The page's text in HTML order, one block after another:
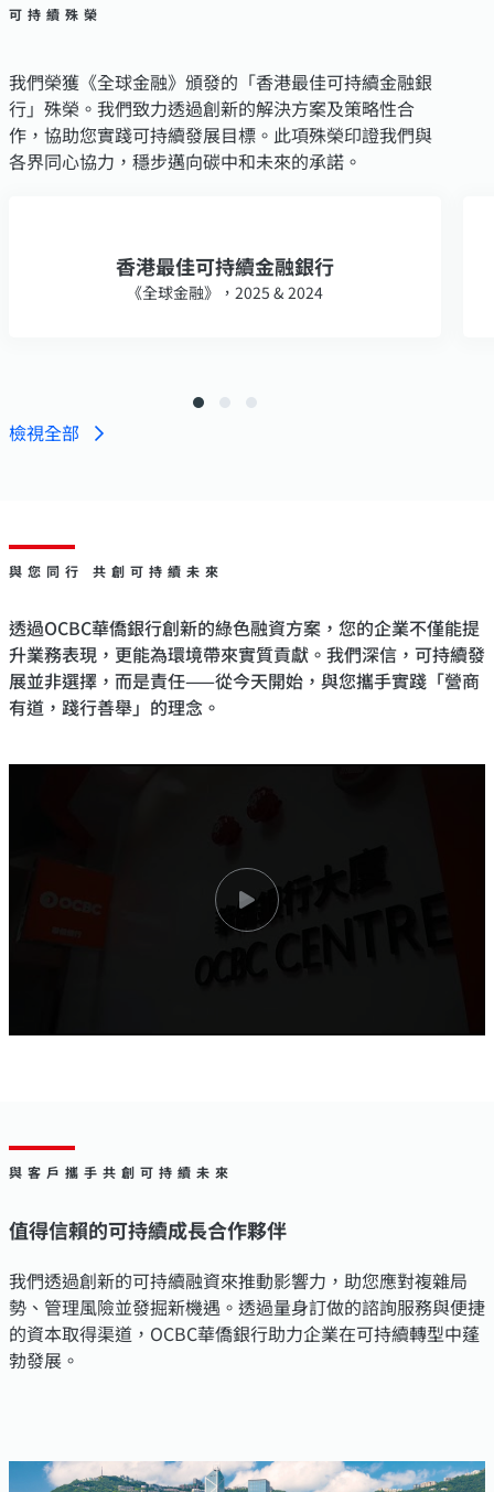
可持續殊榮
我們榮獲《全球金融》頒發的「香港最佳可持續金融銀
行」殊榮。我們致力透過創新的解決方案及策略性合
作，協助您實踐可持續發展目標。此項殊榮印證我們與
各界同心協力，穩步邁向碳中和未來的承諾。
香港最佳可持續金融銀行
《全球金融》，2025 & 2024
檢視全部
與您同行 共創可持續未來
透過OCBC華僑銀行創新的綠色融資方案，您的企業不僅能提
升業務表現，更能為環境帶來實質貢獻。我們深信，可持續發
展並非選擇，而是責任——從今天開始，與您攜手實踐「營商
有道，踐行善舉」的理念。
與客戶攜手共創可持續未來
值得信賴的可持續成長合作夥伴
我們透過創新的可持續融資來推動影響力，助您應對複雜局
勢、管理風險並發掘新機遇。透過量身訂做的諮詢服務與便捷
的資本取得渠道，OCBC華僑銀行助力企業在可持續轉型中蓬
勃發展。